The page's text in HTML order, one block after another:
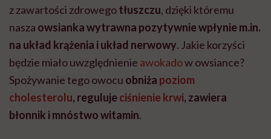
z zawartości zdrowegotłuszczu, dzięki któremu
nasza owsianka wytrawna pozytywnie wpłynie m.in.
na układ krążenia i układ nerwowy. Jakie korzyści
będzie miało uwzględnienie awokadow owsiance?
Spożywanie tego owocu obniża poziom
cholesterolu, regulujeciśnienie krwi, zawiera
błonnik i mnóstwo witamin.